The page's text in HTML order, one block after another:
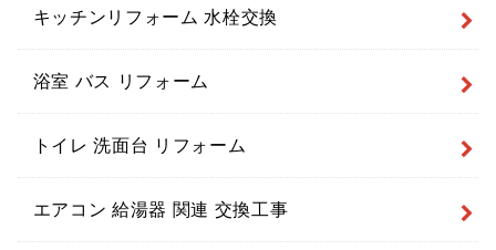
キッチンリフォーム 水栓交換
浴室 バス リフォーム
トイレ 洗面台 リフォーム
エアコン 給湯器 関連 交換工事